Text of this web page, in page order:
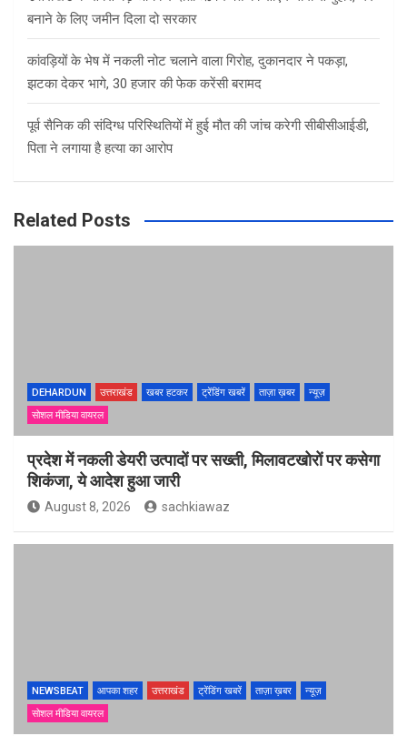
बनाने के लिए जमीन दिला दो सरकार
कांवड़ियों के भेष में नकली नोट चलाने वाला गिरोह, दुकानदार ने पकड़ा,
झटका देकर भागे, 30 हजार की फेक करेंसी बरामद
पूर्व सैनिक की संदिग्ध परिस्थितियों में हुई मौत की जांच करेगी सीबीसीआईडी,
पिता ने लगाया है हत्या का आरोप
Related Posts
DEHARDUN उत्तराखंड खबर हटकर ट्रेंडिंग खबरें ताज़ा ख़बर
न्यूज़
सोशल मीडिया वायरल
प्रदेश में नकली डेयरी उत्पादों पर सख्ती, मिलावटखोरों पर कसेगा
शिकंजा, ये आदेश हुआ जारी
August 8, 2026 sachkiawaz
NEWSBEAT आपका शहर उत्तराखंड ट्रेंडिंग खबरें ताज़ा ख़बर
न्यूज़
सोशल मीडिया वायरल